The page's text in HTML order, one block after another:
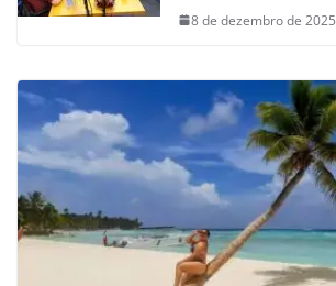
8 de dezembro de 2025